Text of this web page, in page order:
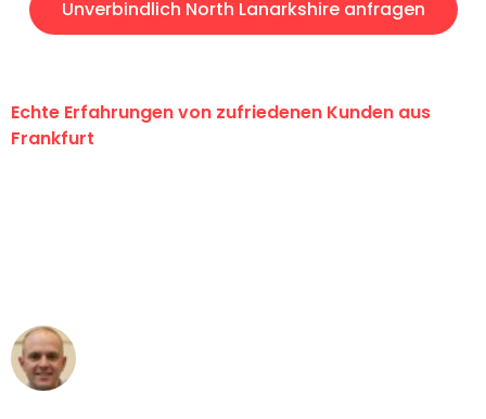
Unverbindlich North Lanarkshire anfragen
Echte Erfahrungen von zufriedenen Kunden aus
Frankfurt